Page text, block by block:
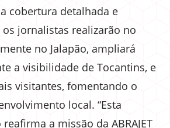
cobertura detalhada e
jornalistas realizarão no
no Jalapão, ampliará
a visibilidade de Tocantins, e
visitantes, fomentando o
local. “Esta
a missão da ABRAJET